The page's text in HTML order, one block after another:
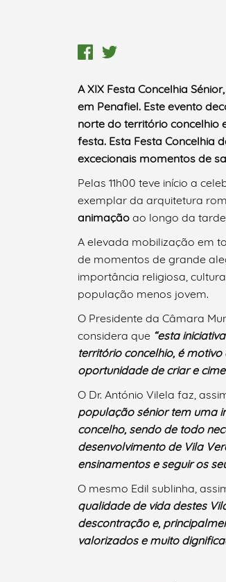
Termo de
Categorias
Filtros
A XIX Festa Concelhia
em Penafiel. Este evento
norte do território concelhio
festa. Esta Festa Concelhia
excecionais momentos de
Pelas 11h00 teve início a
exemplar da arquitetura
animação ao longo da
A elevada mobilização em
de momentos de grande
importância religiosa,
população menos jovem.
O Presidente da Câmara
considera que “esta
território concelhio, é
oportunidade de criar e
O Dr. António Vilela faz,
população sénior tem uma
concelho, sendo de todo
desenvolvimento de Vila
ensinamentos e seguir os
O mesmo Edil sublinha,
qualidade de vida destes
descontração e,
valorizados e muito